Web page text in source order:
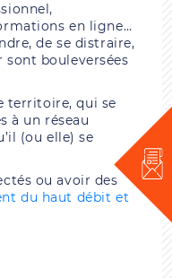
en ligne…
de se distraire,
bouleversées
territoire, qui se
à un réseau
(ou elle) se
ou avoir des
du haut débit et